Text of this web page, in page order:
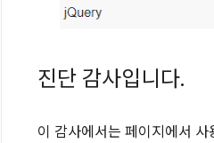
진단 감사입니다.
이 감사에서는 페이지에서